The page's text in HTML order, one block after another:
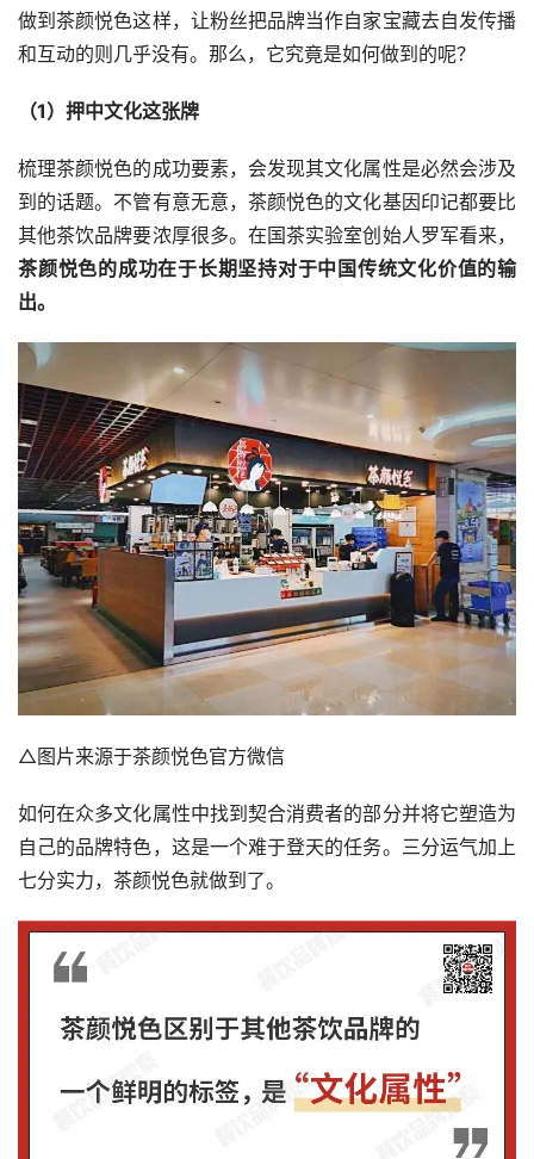
做到茶颜悦色这样，让粉丝把品牌当作自家宝藏去自发传播
和互动的则几乎没有。那么，它究竟是如何做到的呢？
（1）押中文化这张牌
梳理茶颜悦色的成功要素，会发现其文化属性是必然会涉及
到的话题。不管有意无意，茶颜悦色的文化基因印记都要比
其他茶饮品牌要浓厚很多。在国茶实验室创始人罗军看来，
茶颜悦色的成功在于长期坚持对于中国传统文化价值的输
出。
△图片来源于茶颜悦色官方微信
如何在众多文化属性中找到契合消费者的部分并将它塑造为
自己的品牌特色，这是一个难于登天的任务。三分运气加上
七分实力，茶颜悦色就做到了。